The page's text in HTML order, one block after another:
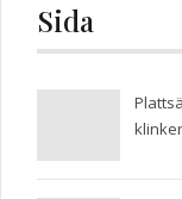
Sida